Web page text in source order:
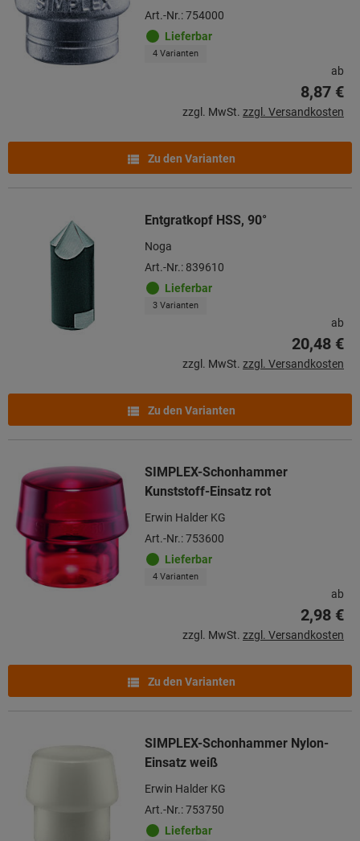
Art.-Nr.: 754000
Lieferbar
4 Varianten
ab
8,87 €
zzgl. MwSt. zzgl. Versandkosten
Zu den Varianten
Entgratkopf HSS, 90°
Noga
Art.-Nr.: 839610
Lieferbar
3 Varianten
ab
20,48 €
zzgl. MwSt. zzgl. Versandkosten
Zu den Varianten
SIMPLEX-Schonhammer
Kunststoff-Einsatz rot
Erwin Halder KG
Art.-Nr.: 753600
Lieferbar
4 Varianten
ab
2,98 €
zzgl. MwSt. zzgl. Versandkosten
Zu den Varianten
SIMPLEX-Schonhammer Nylon-
Einsatz weiß
Erwin Halder KG
Art.-Nr.: 753750
Lieferbar